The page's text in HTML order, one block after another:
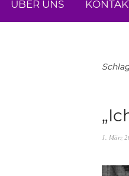
ÜBER UNS
1. März